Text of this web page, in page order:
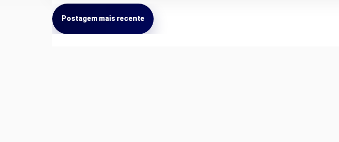
Postagem mais recente